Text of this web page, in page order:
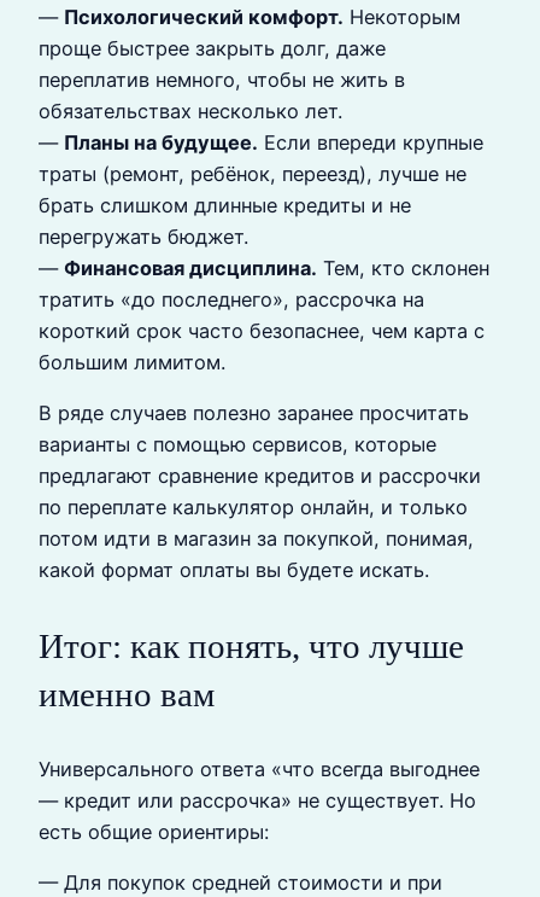
— Психологический комфорт. Некоторым
проще быстрее закрыть долг, даже
переплатив немного, чтобы не жить в
обязательствах несколько лет.
— Планы на будущее. Если впереди крупные
траты (ремонт, ребёнок, переезд), лучше не
брать слишком длинные кредиты и не
перегружать бюджет.
— Финансовая дисциплина. Тем, кто склонен
тратить «до последнего», рассрочка на
короткий срок часто безопаснее, чем карта с
большим лимитом.
В ряде случаев полезно заранее просчитать
варианты с помощью сервисов, которые
предлагают сравнение кредитов и рассрочки
по переплате калькулятор онлайн, и только
потом идти в магазин за покупкой, понимая,
какой формат оплаты вы будете искать.
Итог: как понять, что лучше
именно вам
Универсального ответа «что всегда выгоднее
— кредит или рассрочка» не существует. Но
есть общие ориентиры:
— Для покупок средней стоимости и при